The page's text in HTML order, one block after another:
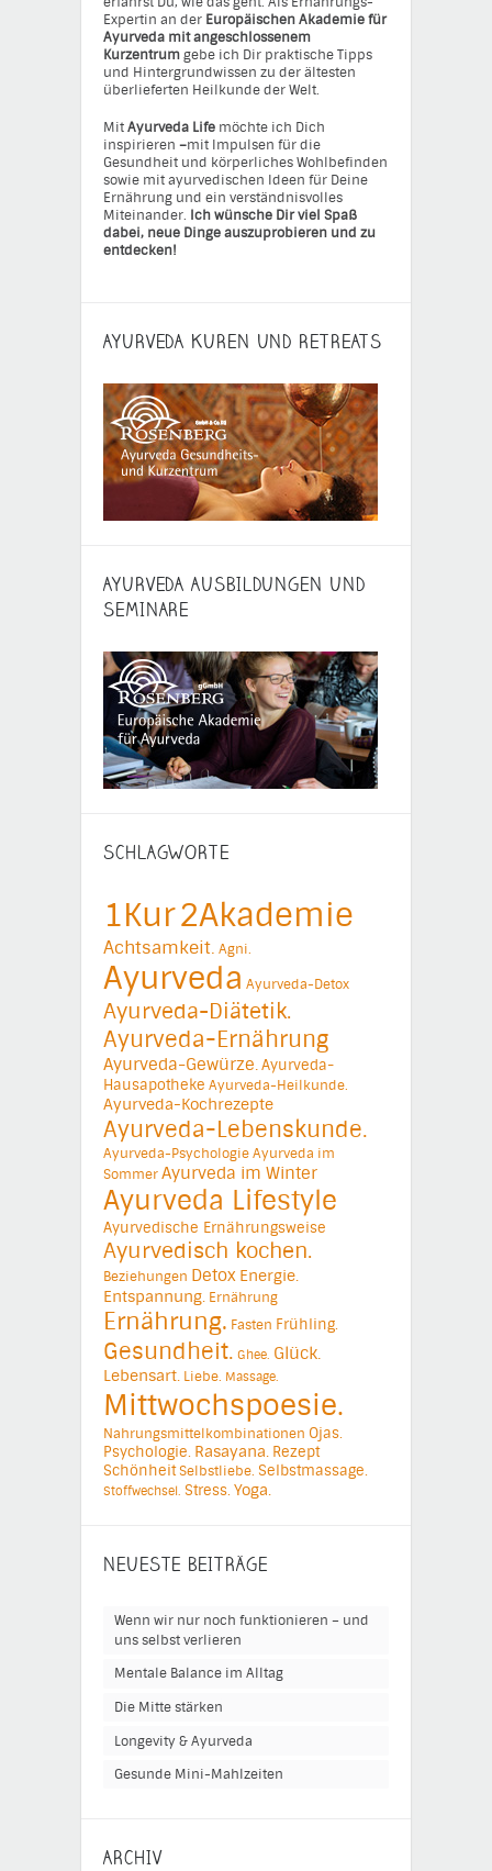
Expertin an der Europäischen Akademie für
Ayurveda mit angeschlossenem
Kurzentrumgebe ich Dir praktische Tipps
und Hintergrundwissen zu der ältesten
überlieferten Heilkunde der Welt.
MitAyurveda Life möchte ich Dich
inspirieren –mit Impulsen für die
Gesundheit und körperliches Wohlbefinden
sowie mit ayurvedischen Ideen für Deine
Ernährung und ein verständnisvolles
Miteinander. Ich wünsche Dir viel Spaß
dabei, neue Dinge auszuprobieren und zu
entdecken!
AYURVEDA KUREN UND RETREATS
AYURVEDA AUSBILDUNGEN UND
SEMINARE
SCHLAGWORTE
1Kur2Akademie
Achtsamkeit. Agni.
Ayurveda Ayurveda-Detox
Ayurveda-Diätetik.
Ayurveda-Ernährung
Ayurveda-Gewürze.Ayurveda-
Hausapotheke Ayurveda-Heilkunde.
Ayurveda-Kochrezepte
Ayurveda-Lebenskunde.
Ayurveda-PsychologieAyurveda im
SommerAyurveda im Winter
Ayurveda Lifestyle
Ayurvedische Ernährungsweise
Ayurvedisch kochen.
Beziehungen Detox Energie.
Entspannung. Ernährung
Ernährung. Fasten Frühling.
Gesundheit. Ghee. Glück.
Lebensart. Liebe. Massage.
Mittwochspoesie.
Nahrungsmittelkombinationen Ojas.
Psychologie. Rasayana. Rezept
SchönheitSelbstliebe. Selbstmassage.
Stoffwechsel. Stress.Yoga.
NEUESTE BEITRÄGE
Wenn wir nur noch funktionieren – und
uns selbst verlieren
Mentale Balance im Alltag
Die Mitte stärken
Longevity & Ayurveda
Gesunde Mini-Mahlzeiten
ARCHIV